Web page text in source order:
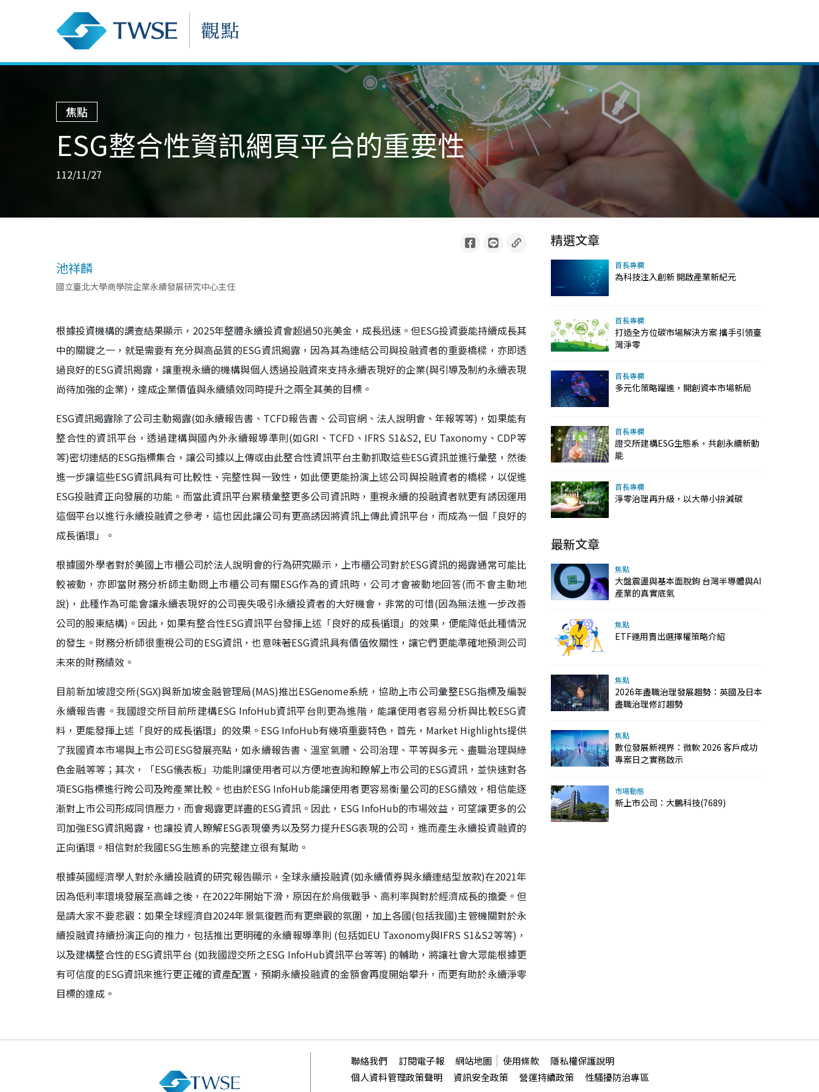
焦點
ESG整合性資訊網頁平台的重要性
112/11/27
池祥麟
國立臺北大學商學院企業永續發展研究中心主任
根據投資機構的調查結果顯示，2025年整體永續投資會超過50兆美金，成長迅速。但ESG投資要能持續成長其
中的關鍵之一，就是需要有充分與高品質的ESG資訊揭露，因為其為連結公司與投融資者的重要橋樑，亦即透
過良好的ESG資訊揭露，讓重視永續的機構與個人透過投融資來支持永續表現好的企業(與引導及制約永續表現
尚待加強的企業)，達成企業價值與永續績效同時提升之兩全其美的目標。
ESG資訊揭露除了公司主動揭露(如永續報告書、TCFD報告書、公司官網、法人說明會、年報等等)，如果能有
整合性的資訊平台，透過建構與國內外永續報導準則(如GRI、TCFD、IFRS S1&S2, EU Taxonomy、CDP等
等)密切連結的ESG指標集合，讓公司據以上傳或由此整合性資訊平台主動抓取這些ESG資訊並進行彙整，然後
進一步讓這些ESG資訊具有可比較性、完整性與一致性，如此便更能扮演上述公司與投融資者的橋樑，以促進
ESG投融資正向發展的功能。而當此資訊平台累積彙整更多公司資訊時，重視永續的投融資者就更有誘因運用
這個平台以進行永續投融資之參考，這也因此讓公司有更高誘因將資訊上傳此資訊平台，而成為一個「良好的
成長循環」。
根據國外學者對於美國上市櫃公司於法人說明會的行為研究顯示，上市櫃公司對於ESG資訊的揭露通常可能比
較被動，亦即當財務分析師主動問上市櫃公司有關ESG作為的資訊時，公司才會被動地回答(而不會主動地
說)，此種作為可能會讓永續表現好的公司喪失吸引永續投資者的大好機會，非常的可惜(因為無法進一步改善
公司的股東結構)。因此，如果有整合性ESG資訊平台發揮上述「良好的成長循環」的效果，便能降低此種情況
的發生。財務分析師很重視公司的ESG資訊，也意味著ESG資訊具有價值攸關性，讓它們更能準確地預測公司
未來的財務績效。
目前新加坡證交所(SGX)與新加坡金融管理局(MAS)推出ESGenome系統，協助上市公司彙整ESG指標及編製
永續報告書。我國證交所目前所建構ESG InfoHub資訊平台則更為進階，能讓使用者容易分析與比較ESG資
料，更能發揮上述「良好的成長循環」的效果。ESG InfoHub有幾項重要特色，首先，Market Highlights提供
了我國資本市場與上市公司ESG發展亮點，如永續報告書、溫室氣體、公司治理、平等與多元、盡職治理與綠
色金融等等；其次，「ESG儀表板」功能則讓使用者可以方便地查詢和瞭解上市公司的ESG資訊，並快速對各
項ESG指標進行跨公司及跨產業比較。也由於ESG InfoHub能讓使用者更容易衡量公司的ESG績效，相信能逐
漸對上市公司形成同儕壓力，而會揭露更詳盡的ESG資訊。因此，ESG InfoHub的市場效益，可望讓更多的公
司加強ESG資訊揭露，也讓投資人瞭解ESG表現優秀以及努力提升ESG表現的公司，進而產生永續投資融資的
正向循環。相信對於我國ESG生態系的完整建立很有幫助。
根據英國經濟學人對於永續投融資的研究報告顯示，全球永續投融資(如永續債券與永續連結型放款)在2021年
因為低利率環境發展至高峰之後，在2022年開始下滑，原因在於烏俄戰爭、高利率與對於經濟成長的擔憂。但
是請大家不要悲觀：如果全球經濟自2024年景氣復甦而有更樂觀的氛圍，加上各國(包括我國)主管機關對於永
續投融資持續扮演正向的推力，包括推出更明確的永續報導準則 (包括如EU Taxonomy與IFRS S1&S2等等)，
以及建構整合性的ESG資訊平台 (如我國證交所之ESG InfoHub資訊平台等等) 的輔助，將讓社會大眾能根據更
有可信度的ESG資訊來進行更正確的資產配置，預期永續投融資的金額會再度開始攀升，而更有助於永續淨零
目標的達成。
精選文章
首長專欄
為科技注入創新 開啟產業新紀元
首長專欄
打造全方位碳市場解決方案 攜手引領臺
灣淨零
首長專欄
多元化策略躍進，開創資本市場新局
首長專欄
證交所建構ESG生態系，共創永續新動
能
首長專欄
淨零治理再升級，以大帶小拚減碳
最新文章
焦點
大盤震盪與基本面脫鉤 台灣半導體與AI
產業的真實底氣
焦點
ETF運用賣出選擇權策略介紹
焦點
2026年盡職治理發展趨勢：英國及日本
盡職治理修訂趨勢
焦點
數位發展新視界：微軟 2026 客戶成功
專案日之實務啟示
市場動態
新上市公司：大鵬科技(7689)
聯絡我們 訂閱電子報 網站地圖 使用條款
隱私權保護說明
個人資料管理政策聲明
資訊安全政策 營運持續政策 性騷擾防治專區